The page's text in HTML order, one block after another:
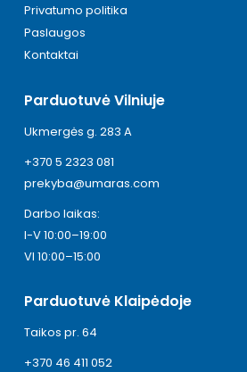
Privatumo politika
Paslaugos
Kontaktai
Parduotuvė Vilniuje
Ukmergės g. 283 A
+370 5 2323 081
prekyba@umaras.com
Darbo laikas:
I-V 10:00–19:00
VI 10:00–15:00
Parduotuvė Klaipėdoje
Taikos pr. 64
+370 46 411 052